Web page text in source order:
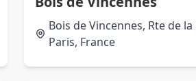
Bois de Vincennes, Rte de
Paris, France